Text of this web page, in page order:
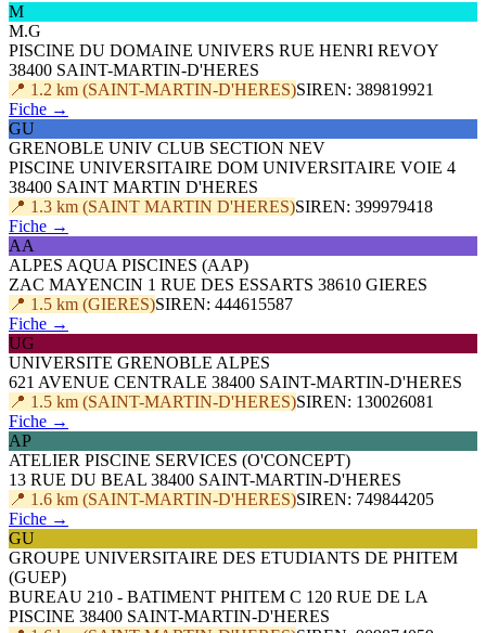
M
M.G
PISCINE DU DOMAINE UNIVERS RUE HENRI REVOY
38400 SAINT-MARTIN-D'HERES
📍 1.2 km (SAINT-MARTIN-D'HERES)SIREN: 389819921
Fiche →
GU
GRENOBLE UNIV CLUB SECTION NEV
PISCINE UNIVERSITAIRE DOM UNIVERSITAIRE VOIE 4
38400 SAINT MARTIN D'HERES
📍 1.3 km (SAINT MARTIN D'HERES)SIREN: 399979418
Fiche →
AA
ALPES AQUA PISCINES (AAP)
ZAC MAYENCIN 1 RUE DES ESSARTS 38610 GIERES
📍 1.5 km (GIERES)SIREN: 444615587
Fiche →
UG
UNIVERSITE GRENOBLE ALPES
621 AVENUE CENTRALE 38400 SAINT-MARTIN-D'HERES
📍 1.5 km (SAINT-MARTIN-D'HERES)SIREN: 130026081
Fiche →
AP
ATELIER PISCINE SERVICES (O'CONCEPT)
13 RUE DU BEAL 38400 SAINT-MARTIN-D'HERES
📍 1.6 km (SAINT-MARTIN-D'HERES)SIREN: 749844205
Fiche →
GU
GROUPE UNIVERSITAIRE DES ETUDIANTS DE PHITEM
(GUEP)
BUREAU 210 - BATIMENT PHITEM C 120 RUE DE LA
PISCINE 38400 SAINT-MARTIN-D'HERES